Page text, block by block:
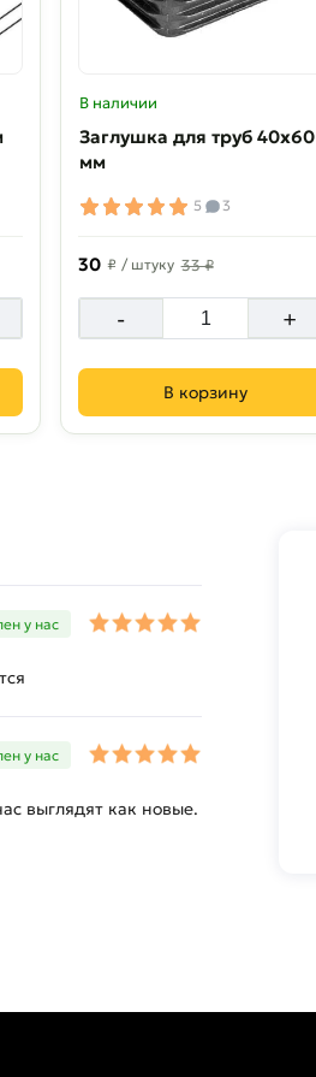
В наличии
Заглушка для труб 40х60
мм
5 3
30 ₽ / штуку 33 ₽
- +
В корзину
у нас
у нас
выглядят как новые.